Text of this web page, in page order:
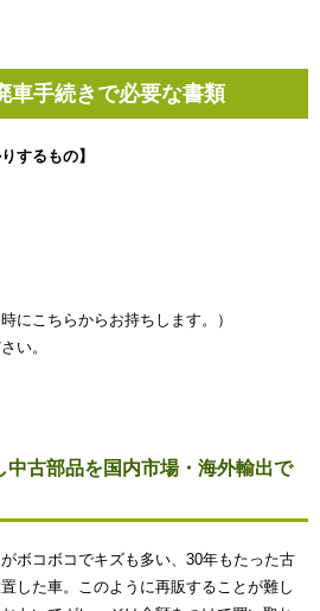
車手続きで必要な書類
するもの】
にこちらからお持ちします。）
い。
中古部品を国内市場・海外輸出で
ボコボコでキズも多い、30年もたった古
した車。このように再販することが難し